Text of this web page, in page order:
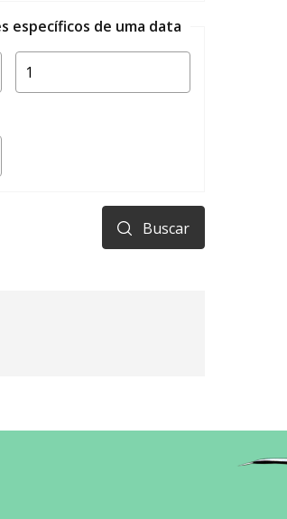
específicos de uma data
Buscar